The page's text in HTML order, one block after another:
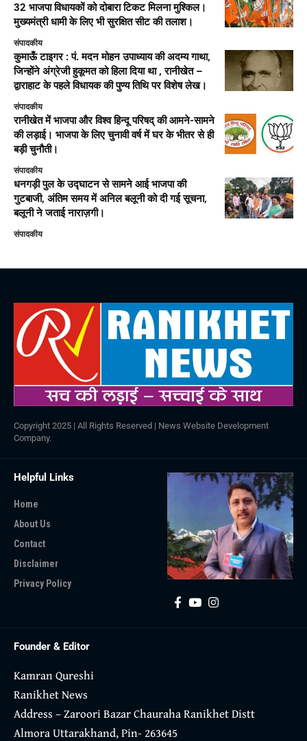
32 भाजपा विधायकों को दोबारा टिकट मिलना मुश्किल।
मुख्यमंत्री धामी के लिए भी सुरक्षित सीट की तलाश।
संपादकीय
कुमाऊँ टाइगर : पं. मदन मोहन उपाध्याय की अदम्य गाथा,
जिन्होंने अंग्रेजी हुकूमत को हिला दिया था , रानीखेत –
द्वाराहाट के पहले विधायक की पुण्य तिथि पर विशेष लेख।
संपादकीय
रानीखेत में भाजपा और विश्व हिन्दू परिषद् की आमने-सामने
की लड़ाई। भाजपा के लिए चुनावी वर्ष में घर के भीतर से ही
बड़ी चुनौती।
संपादकीय
धनगड़ी पुल के उद्घाटन से सामने आई भाजपा की
गुटबाजी, अंतिम समय में अनिल बलूनी को दी गई सूचना,
बलूनी ने जताई नाराज़गी।
संपादकीय
Copyright 2025 | All Rights Reserved | News Website Development
Company.
Helpful Links
Home
About Us
Contact
Disclaimer
Privacy Policy
Founder & Editor
Kamran Qureshi
Ranikhet News
Address – Zaroori Bazar Chauraha Ranikhet Distt
Almora Uttarakhand, Pin- 263645